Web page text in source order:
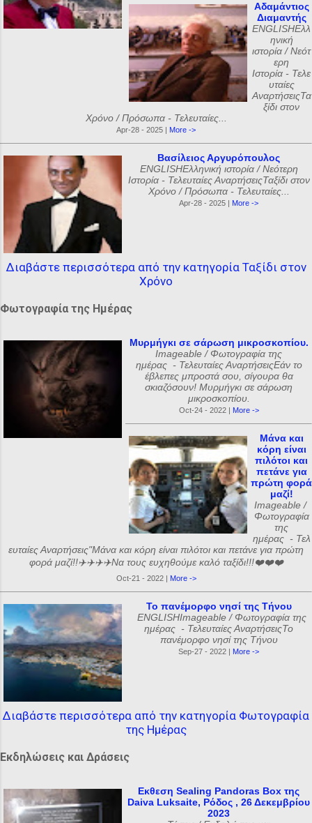
Αδαμάντιος
Διαμαντής
ENGLISHΕλλ
ηνική
ιστορία / Νεότ
ερη
Ιστορία - Τελε
υταίες
ΑναρτήσειςΤα
ξίδι στον
Χρόνο / Πρόσωπα - Τελευταίες...
Apr-28 - 2025 | More ->
Βασίλειος Αργυρόπουλος
ENGLISHΕλληνική ιστορία / Νεότερη
Ιστορία - Τελευταίες ΑναρτήσειςΤαξίδι στον
Χρόνο / Πρόσωπα - Τελευταίες...
Apr-28 - 2025 | More ->
Διαβάστε περισσότερα από την κατηγορία Ταξίδι στον
Χρόνο
Φωτογραφία της Ημέρας
Μυρμήγκι σε σάρωση μικροσκοπίου.
Imageable / Φωτογραφία της
ημέρας - Τελευταίες ΑναρτήσειςΕάν το
έβλεπες μπροστά σου, σίγουρα θα
σκιαζόσουν! Μυρμήγκι σε σάρωση
μικροσκοπίου.
Oct-24 - 2022 | More ->
Μάνα και
κόρη είναι
πιλότοι και
πετάνε για
πρώτη φορά
μαζί!
Imageable /
Φωτογραφία
της
ημέρας - Τελ
ευταίες Αναρτήσεις"Μάνα και κόρη είναι πιλότοι και πετάνε για πρώτη
φορά μαζί!!✈️✈️✈️✈️Να τους ευχηθούμε καλό ταξίδι!!!❤️❤️❤️
Oct-21 - 2022 | More ->
Το πανέμορφο νησί της Τήνου
ENGLISHImageable / Φωτογραφία της
ημέρας - Τελευταίες ΑναρτήσειςΤο
πανέμορφο νησί της Τήνου
Sep-27 - 2022 | More ->
Διαβάστε περισσότερα από την κατηγορία Φωτογραφία
της Ημέρας
Εκδηλώσεις και Δράσεις
Εκθεση Sealing Pandoras Box της
Daiva Luksaite, Ρόδος , 26 Δεκεμβρίου
2023